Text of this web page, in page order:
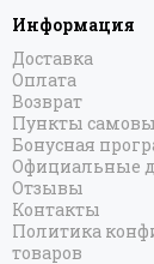
Информация
Доставка
Оплата
Возврат
Пункты
Бонусная
Официальные
Отзывы
Контакты
Политика
товаров